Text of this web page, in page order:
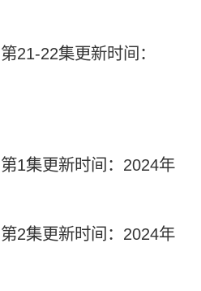
21-22集更新时间：
第1集更新时间：2024年
第2集更新时间：2024年